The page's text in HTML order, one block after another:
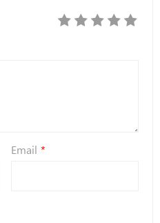
Email